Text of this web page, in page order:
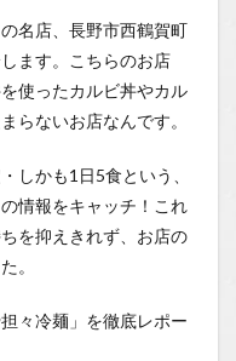
名店、長野市西鶴賀町
ます。こちらのお店
使ったカルビ丼やカル
らないお店なんです。
しかも1日5食という、
情報をキャッチ！これ
を抑えきれず、お店の
。
々冷麺」を徹底レポー